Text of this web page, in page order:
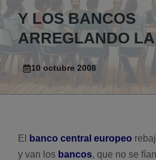
Y LOS BANCOS
ARREGLANDO
10 octubre 2008
El banco central europeo
y van los bancos, que no se